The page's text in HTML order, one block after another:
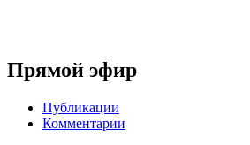
Прямой эфир
Публикации
Комментарии